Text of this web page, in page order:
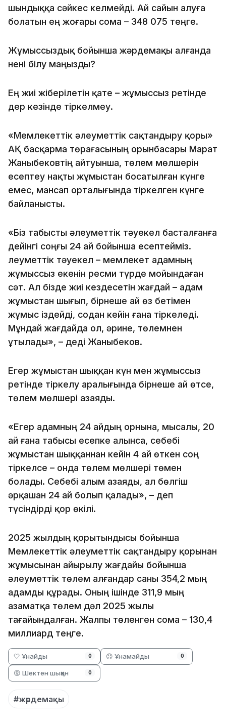
шындыққа сәйкес келмейді. Ай сайын алуға
болатын ең жоғары сома – 348 075 теңге.
Жұмыссыздық бойынша жәрдемақы алғанда
нені білу маңызды?
Ең жиі жіберілетін қате – жұмыссыз ретінде
дер кезінде тіркелмеу.
«Мемлекеттік әлеуметтік сақтандыру қоры»
АҚ басқарма төрағасының орынбасары Марат
Жаныбековтің айтуынша, төлем мөлшерін
есептеу нақты жұмыстан босатылған күнге
емес, мансап орталығында тіркелген күнге
байланысты.
«Біз табысты әлеуметтік тәуекел басталғанға
дейінгі соңғы 24 ай бойынша есептейміз.
Әлеуметтік тәуекел – мемлекет адамның
жұмыссыз екенін ресми түрде мойындаған
сәт. Ал бізде жиі кездесетін жағдай – адам
жұмыстан шығып, бірнеше ай өз бетімен
жұмыс іздейді, содан кейін ғана тіркеледі.
Мұндай жағдайда ол, әрине, төлемнен
ұтылады», – деді Жаныбеков.
Егер жұмыстан шыққан күн мен жұмыссыз
ретінде тіркелу аралығында бірнеше ай өтсе,
төлем мөлшері азаяды.
«Егер адамның 24 айдың орнына, мысалы, 20
ай ғана табысы есепке алынса, себебі
жұмыстан шыққаннан кейін 4 ай өткен соң
тіркелсе – онда төлем мөлшері төмен
болады. Себебі алым азаяды, ал бөлгіш
әрқашан 24 ай болып қалады», – деп
түсіндірді қор өкілі.
2025 жылдың қорытындысы бойынша
Мемлекеттік әлеуметтік сақтандыру қорынан
жұмысынан айырылу жағдайы бойынша
әлеуметтік төлем алғандар саны 354,2 мың
адамды құрады. Оның ішінде 311,9 мың
азаматқа төлем дәл 2025 жылы
тағайындалған. Жалпы төленген сома – 130,4
миллиард теңге.
🤍 Ұнайды 0 😞 Ұнамайды 0
😡 Шектен шыққан 0
#жәрдемақы